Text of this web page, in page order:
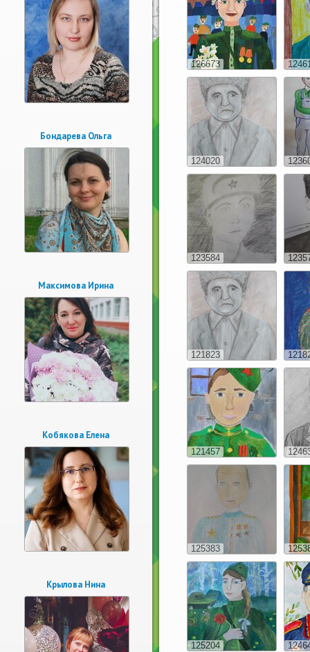
Бондарева Ольга
Максимова Ирина
Кобякова Елена
Крылова Нина
126673
124020
123584
121823
121457
125383
125204